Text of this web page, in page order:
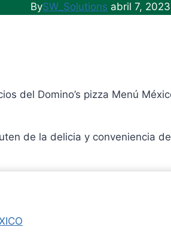
BySW_Solutions abril 7, 2023
del Domino’s pizza Menú
de la delicia y